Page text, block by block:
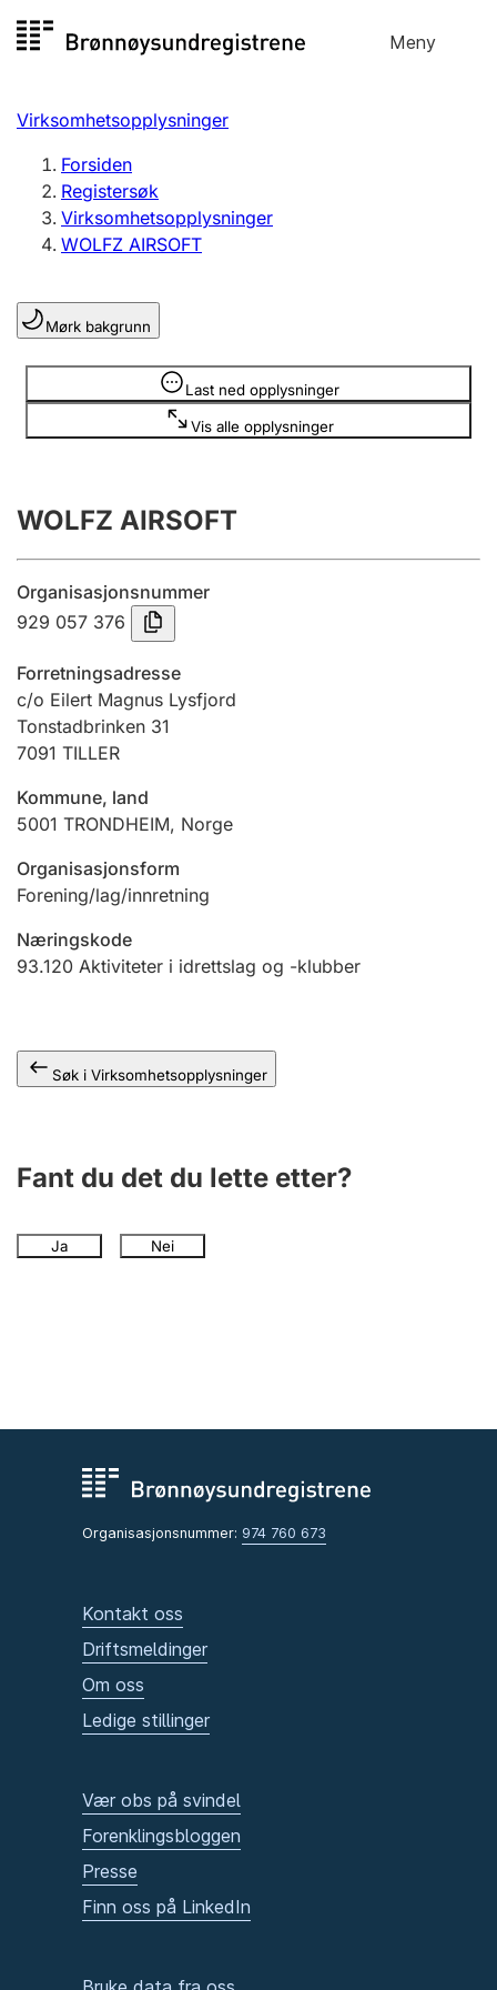
til
Meny
Registersøk
Aksjeselskap
Enkeltpersonforetak
Registrere, endre, slette
Lag og forening
Registrere, endre, slette
Årsregnskap
Innsending og forsinkelsesgebyr
Jeger
Betaling og jegeravgiftskort
Ektepaktveileder
Virksomhetsopplysninger
Forsiden
Registersøk
Virksomhetsopplysninger
WOLFZ AIRSOFT
Mørk bakgrunn
Last ned opplysninger
Vis alle opplysninger
Opplysninger er skjult
WOLFZ AIRSOFT
Organisasjonsnummer
929 057 376
Forretningsadresse
c/o Eilert Magnus Lysfjord
Tonstadbrinken 31
7091 TILLER
Kommune, land
5001 TRONDHEIM, Norge
Organisasjonsform
Forening/lag/innretning
Næringskode
93.120 Aktiviteter i idrettslag og -klubber
Søk i Virksomhetsopplysninger
Fant du det du lette etter?
Ja Nei
Organisasjonsnummer: 974 760 673
Kontakt oss
Driftsmeldinger
Om oss
Ledige stillinger
Vær obs på svindel
Forenklingsbloggen
Presse
Finn oss på LinkedIn